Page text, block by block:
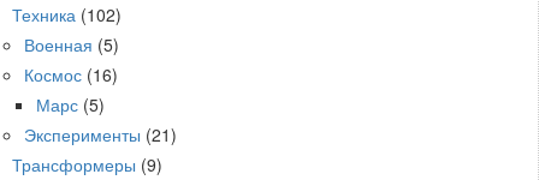
Техника (102)
Военная (5)
Космос (16)
Марс (5)
Эксперименты (21)
Трансформеры (9)